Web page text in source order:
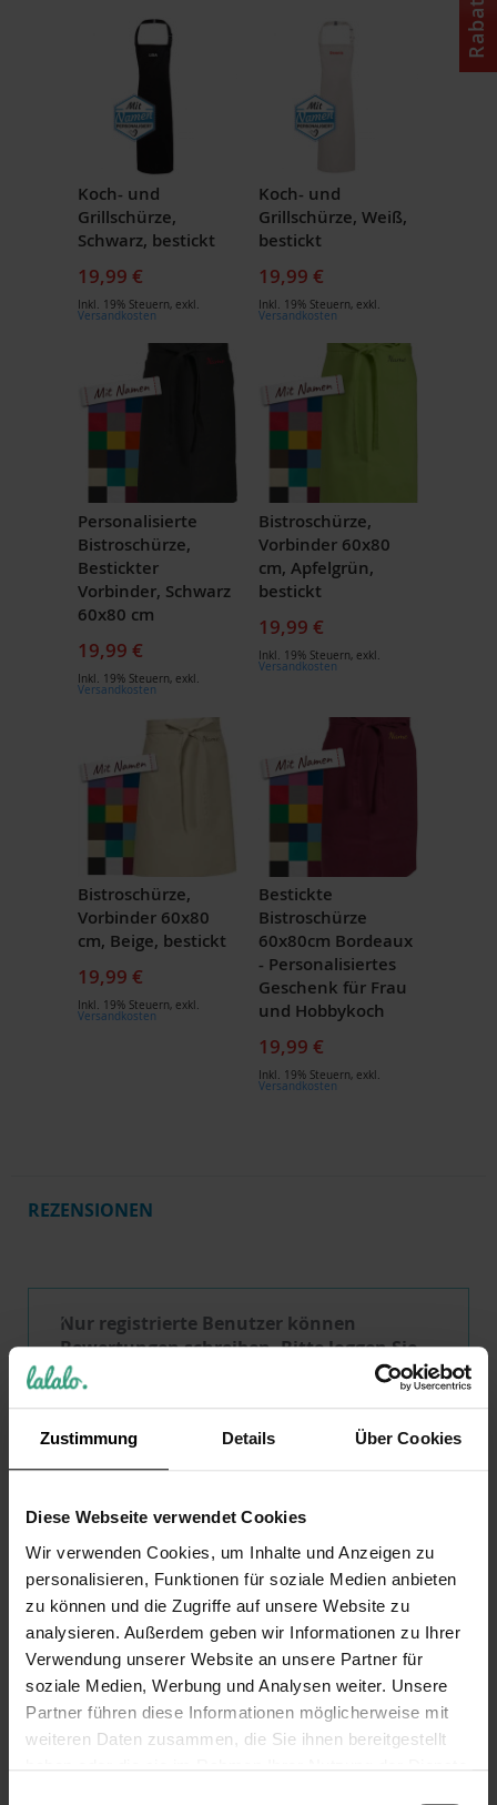
Zustimmung Details Über Cookies
Diese Webseite verwendet Cookies
Wir verwenden Cookies, um Inhalte und Anzeigen zu
personalisieren, Funktionen für soziale Medien anbieten
zu können und die Zugriffe auf unsere Website zu
analysieren. Außerdem geben wir Informationen zu Ihrer
Verwendung unserer Website an unsere Partner für
soziale Medien, Werbung und Analysen weiter. Unsere
Partner führen diese Informationen möglicherweise mit
weiteren Daten zusammen, die Sie ihnen bereitgestellt
Koch- und
Grillschürze,
Schwarz, bestickt
19,99 €
Inkl. 19% Steuern, exkl.
Versandkosten
Koch- und
Grillschürze, Weiß,
bestickt
19,99 €
Inkl. 19% Steuern, exkl.
Versandkosten
Personalisierte
Bistroschürze,
Bestickter
Vorbinder, Schwarz
60x80 cm
19,99 €
Inkl. 19% Steuern, exkl.
Versandkosten
Bistroschürze,
Vorbinder 60x80
cm, Apfelgrün,
bestickt
19,99 €
Inkl. 19% Steuern, exkl.
Versandkosten
Bistroschürze,
Vorbinder 60x80
cm, Beige, bestickt
19,99 €
Inkl. 19% Steuern, exkl.
Versandkosten
Bestickte
Bistroschürze
60x80cm Bordeaux
- Personalisiertes
Geschenk für Frau
und Hobbykoch
19,99 €
Inkl. 19% Steuern, exkl.
Versandkosten
REZENSIONEN
Nur registrierte Benutzer können
Bewertungen schreiben. Bitteloggen Sie
sich ein
KAUFTEN AUCH
VERWANDTE PRODUKTE